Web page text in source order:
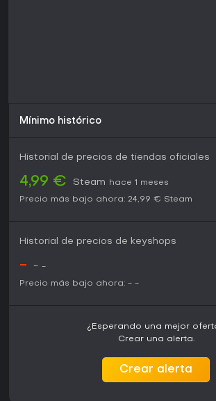
Mínimo histórico
Historial de precios de tiendas oficiales
4,99 € Steam
hace 1 meses
Precio más bajo ahora: 24,99 € Steam
Historial de precios de keyshops
- - -
Precio más bajo ahora: - -
¿Esperando una mejor
Crear una alerta.
Crear alerta